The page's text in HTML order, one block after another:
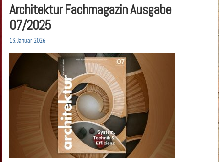
Architektur Fachmagazin Ausgabe
07/2025
13. Januar 2026